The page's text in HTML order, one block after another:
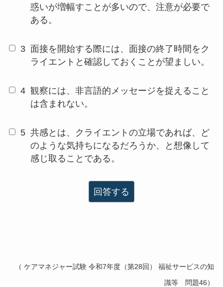
惑いが増幅すことが多いので、注意が必要で
ある。
3 面接を開始する際には、面接の終了時間をク
ライエントと確認しておくことが望ましい。
4 観察には、非言語的メッセージを捉えること
は含まれない。
5 共感とは、クライエントの立場であれば、ど
のような気持ちになるだろうか、と想像して
感じ取ることである。
回答する
（ ケアマネジャー試験 令和7年度（第28回） 福祉サービスの知
識等 問題46）